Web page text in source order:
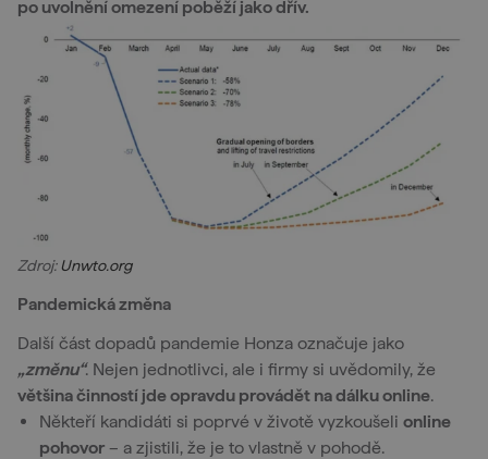
po uvolnění omezení poběží jako dřív.
Zdroj:Unwto.org
Pandemická změna
Další část dopadů pandemie Honza označuje jako
„změnu“. Nejen jednotlivci, ale i firmy si uvědomily, že
většina činností jde opravdu provádět na dálku online.
Někteří kandidáti si poprvé v životě vyzkoušeli online
pohovor – a zjistili, že je to vlastně v pohodě.